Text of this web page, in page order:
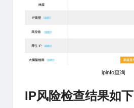
ipinfo查询
IP风险检查结果如下